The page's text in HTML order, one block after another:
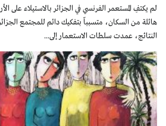
لم يكتفِ المستعمر الفرنسي في الجزائر بالاستيلاء على
هائلة من السكان، متسبباّ بتفكيك دائم للمجتمع
النتائج، عمدت سلطات الاستعمار إلى...